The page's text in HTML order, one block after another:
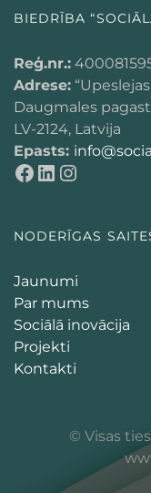
BIEDRĪBA
Reģ.nr.:
Adrese:
Daugmales
LV-2124, Latvija
Epasts:
NODERĪGAS
Jaunumi
Par mums
Sociālā inovācija
Projekti
Kontakti
© Visas